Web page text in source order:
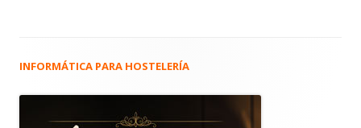
Barra
INFORMÁTICA PARA HOSTELERÍA